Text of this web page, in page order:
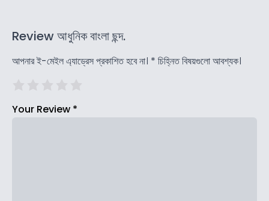
Review আধুনিক বাংলা ছন্দ.
আপনার ই-মেইল এ্যাড্রেস প্রকাশিত হবে না। * চিহ্নিত বিষয়গুলো আবশ্যক।
Your Review *